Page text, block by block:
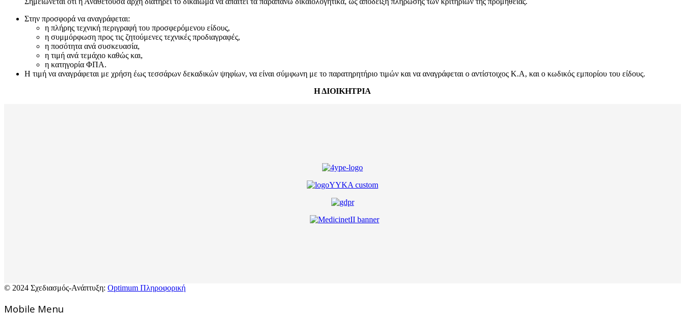
Στην προσφορά να αναγράφεται:
η πλήρης τεχνική περιγραφή του προσφερόμενου είδους,
η συμμόρφωση προς τις ζητούμενες τεχνικές προδιαγραφές,
η ποσότητα ανά συσκευασία,
η τιμή ανά τεμάχιο καθώς και,
η κατηγορία ΦΠΑ.
Η τιμή να αναγράφεται με χρήση έως τεσσάρων δεκαδικών ψηφίων, να είναι σύμφωνη με το παρατηρητήριο τιμών και να αναγράφεται ο αντίστοιχος Κ.Α, και ο κωδικός εμπορίου του είδους.
Η ΔΙΟΙΚΗΤΡΙΑ
© 2024 Σχεδιασμός-Ανάπτυξη: Optimum Πληροφορική
Mοbile Menu